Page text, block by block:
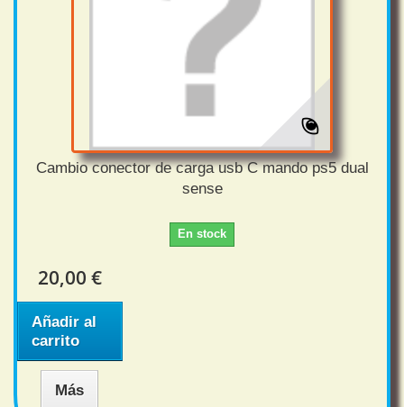
Cambio conector de carga usb C mando ps5 dual
sense
En stock
20,00 €
Añadir al
carrito
Más